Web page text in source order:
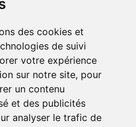
des cookies et
de suivi
votre expérience
sur notre site, pour
un contenu
et des publicités
analyser le trafic de